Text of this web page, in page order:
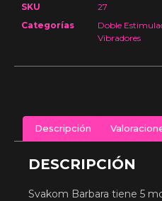
SKU
27
Categorías
Doble
Vibradores
Descripción
DESCRIPCIÓN
Svakom Barbara tiene 5